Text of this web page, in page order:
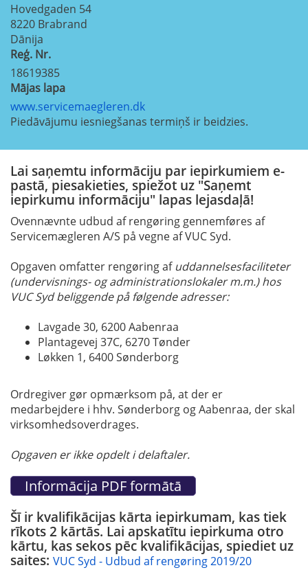
Hovedgaden 54
8220 Brabrand
Dānija
Reģ. Nr.
18619385
Mājas lapa
www.servicemaegleren.dk
Piedāvājumu iesniegšanas termiņš ir beidzies.
Lai saņemtu informāciju par iepirkumiem e-
pastā, piesakieties, spiežot uz "Saņemt
iepirkumu informāciju" lapas lejasdaļā!
Ovennævnte udbud af rengøring gennemføres af
Servicemægleren A/S på vegne af VUC Syd.
Opgaven omfatter rengøring af uddannelsesfaciliteter
(undervisnings- og administrationslokaler m.m.) hos
VUC Syd beliggende på følgende adresser:
Lavgade 30, 6200 Aabenraa
Plantagevej 37C, 6270 Tønder
Løkken 1, 6400 Sønderborg
Ordregiver gør opmærksom på, at der er
medarbejdere i hhv. Sønderborg og Aabenraa, der skal
virksomhedsoverdrages.
Opgaven er ikke opdelt i delaftaler.
Šī ir kvalifikācijas kārta iepirkumam, kas tiek
rīkots 2 kārtās. Lai apskatītu iepirkuma otro
kārtu, kas sekos pēc kvalifikācijas, spiediet uz
saites: VUC Syd - Udbud af rengøring 2019/20